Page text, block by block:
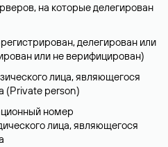
на которые делегирован
делегирован или
или не верифицирован)
лица, являющегося
(Privatе person)
номер
лица, являющегося